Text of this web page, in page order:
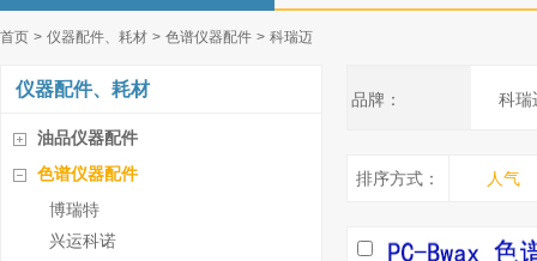
首页 > 仪器配件、耗材 > 色谱仪器配件 > 科瑞迈
仪器配件、耗材
油品仪器配件
色谱仪器配件
博瑞特
兴运科诺
品牌： 科瑞
排序方式： 人气